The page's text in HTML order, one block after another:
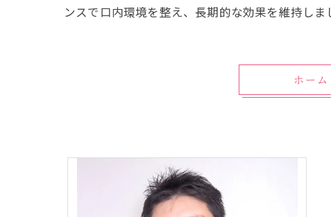
ンスで口内環境を整え、長期的な効果を維持しま
ホーム